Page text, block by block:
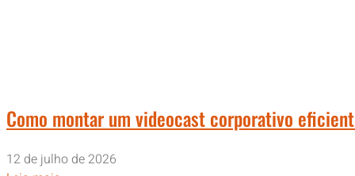
Como montar um videocast corporativo
12 de julho de 2026